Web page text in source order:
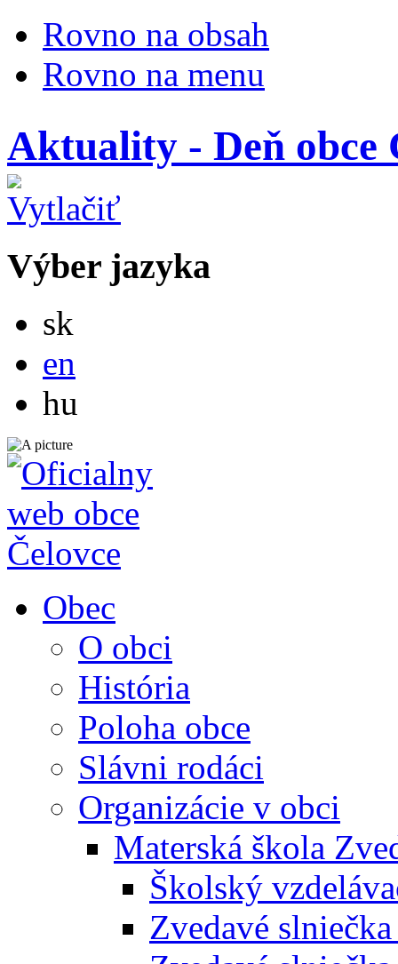
Rovno na obsah
Rovno na menu
Aktuality - Deň obce
Výber jazyka
sk
en
hu
Obec
O obci
História
Poloha obce
Slávni rodáci
Organizácie v obci
Materská škola
Školský
Zvedavé